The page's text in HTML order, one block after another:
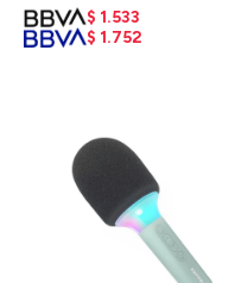
$ 1.533
$ 1.752